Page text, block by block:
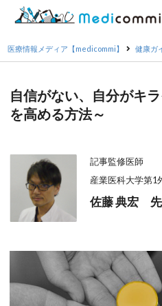
医療情報メディア【medicommi】 健康ガ
自信がない、自分がキ
を高める方法～
記事監修医師
産業医科大学第1
佐藤 典宏